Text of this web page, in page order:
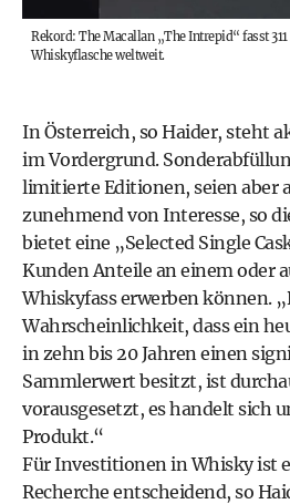
Rekord: The Macallan „The Intrepid“ fasst
Whiskyflasche weltweit.
In Österreich, so Haider, steht
im Vordergrund.
limitierte Editionen, seien aber
zunehmend von Interesse, so
bietet eine „Selected Single
Kunden Anteile an einem oder
Whiskyfass erwerben können.
Wahrscheinlichkeit, dass ein
in zehn bis 20 Jahren einen
Sammlerwert besitzt, ist
vorausgesetzt, es handelt sich
Produkt.“
Für Investitionen in Whisky ist
Recherche entscheidend, so